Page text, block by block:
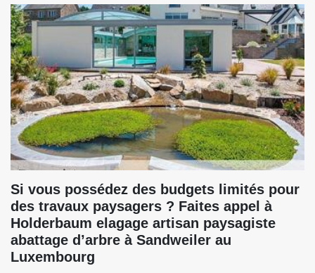
Si vous possédez des budgets limités pour
des travaux paysagers ? Faites appel à
Holderbaum elagage artisan paysagiste
abattage d’arbre à Sandweiler au
Luxembourg